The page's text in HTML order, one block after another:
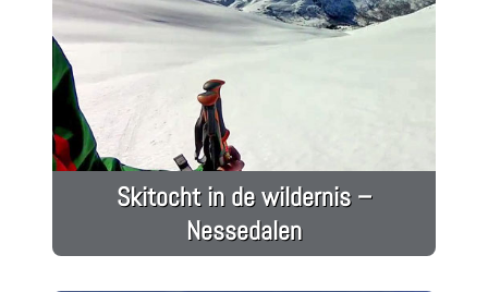
Skitocht in de wildernis –
Nessedalen